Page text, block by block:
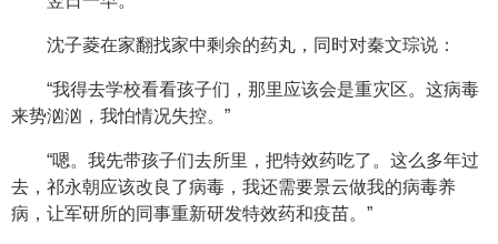
沈子菱在家翻找家中剩余的药丸，同时对秦文琮说：
“我得去学校看看孩子们，那里应该会是重灾区。这病毒
来势汹汹，我怕情况失控。”
“嗯。我先带孩子们去所里，把特效药吃了。这么多年过
去，祁永朝应该改良了病毒，我还需要景云做我的病毒养
病，让军研所的同事重新研发特效药和疫苗。”